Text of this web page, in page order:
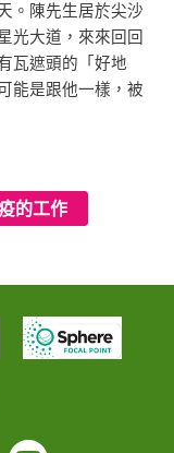
。陳先生居於尖沙
光大道，來來回回
瓦遮頭的「好地
能是跟他一樣，被
的工作